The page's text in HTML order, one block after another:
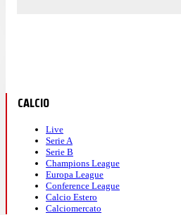
CALCIO
Live
Serie A
Serie B
Champions League
Europa League
Conference League
Calcio Estero
Calciomercato